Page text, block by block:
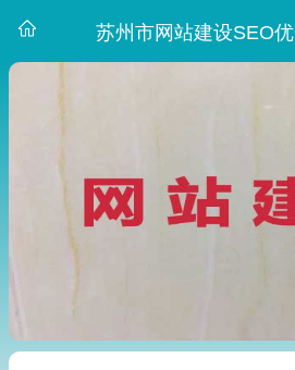
苏州市网站建设SEO